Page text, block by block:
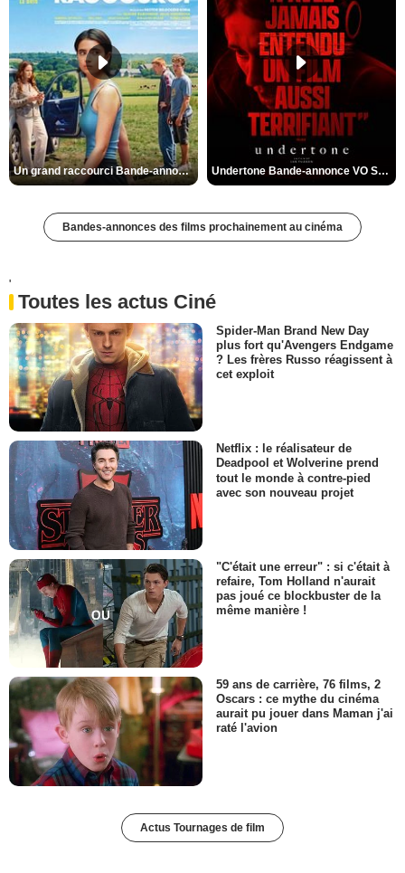
Un grand raccourci Bande-annonce VF Undertone Bande-annonce VO STFR
Bandes-annonces des films prochainement au cinéma
'
Toutes les actus Ciné
Spider-Man Brand New Day
plus fort qu'Avengers Endgame
? Les frères Russo réagissent à
cet exploit
Netflix : le réalisateur de
Deadpool et Wolverine prend
tout le monde à contre-pied
avec son nouveau projet
"C'était une erreur" : si c'était à
refaire, Tom Holland n'aurait
pas joué ce blockbuster de la
même manière !
59 ans de carrière, 76 films, 2
Oscars : ce mythe du cinéma
aurait pu jouer dans Maman j'ai
raté l'avion
Actus Tournages de film